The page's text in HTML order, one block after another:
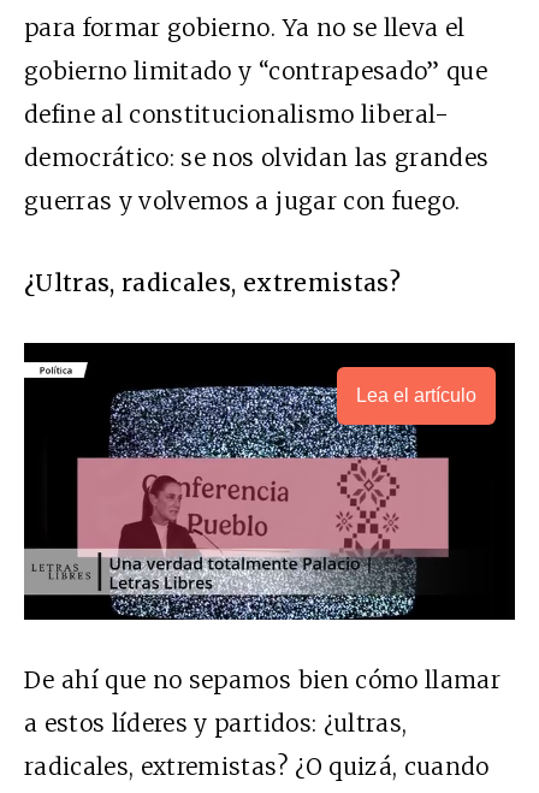
para formar gobierno. Ya no se lleva el
gobierno limitado y “contrapesado” que
define al constitucionalismo liberal-
democrático: se nos olvidan las grandes
guerras y volvemos a jugar con fuego.
¿Ultras, radicales, extremistas?
Lea el artículo
De ahí que no sepamos bien cómo llamar
a estos líderes y partidos: ¿ultras,
radicales, extremistas? ¿O quizá, cuando